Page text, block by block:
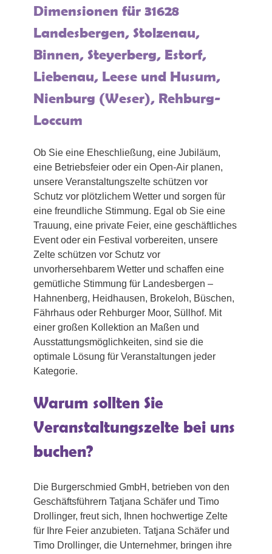
Dimensionen für 31628
Landesbergen, Stolzenau,
Binnen, Steyerberg, Estorf,
Liebenau, Leese und Husum,
Nienburg (Weser), Rehburg-
Loccum
Ob Sie eine Eheschließung, eine Jubiläum,
eine Betriebsfeier oder ein Open-Air planen,
unsere Veranstaltungszelte schützen vor
Schutz vor plötzlichem Wetter und sorgen für
eine freundliche Stimmung. Egal ob Sie eine
Trauung, eine private Feier, eine geschäftliches
Event oder ein Festival vorbereiten, unsere
Zelte schützen vor Schutz vor
unvorhersehbarem Wetter und schaffen eine
gemütliche Stimmung für Landesbergen –
Hahnenberg, Heidhausen, Brokeloh, Büschen,
Fährhaus oder Rehburger Moor, Süllhof. Mit
einer großen Kollektion an Maßen und
Ausstattungsmöglichkeiten, sind sie die
optimale Lösung für Veranstaltungen jeder
Kategorie.
Warum sollten Sie
Veranstaltungszelte bei uns
buchen?
Die Burgerschmied GmbH, betrieben von den
Geschäftsführern Tatjana Schäfer und Timo
Drollinger, freut sich, Ihnen hochwertige Zelte
für Ihre Feier anzubieten. Tatjana Schäfer und
Timo Drollinger, die Unternehmer, bringen ihre